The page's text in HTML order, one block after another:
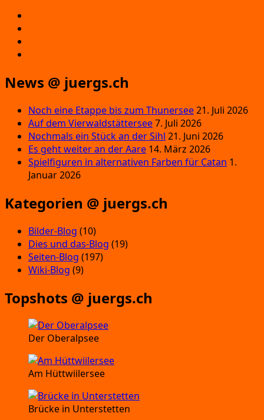
News @ juergs.ch
Noch eine Etappe bis zum Thunersee21. Juli 2026
Auf dem Vierwaldstättersee7. Juli 2026
Nochmals ein Stück an der Sihl 21. Juni 2026
Es geht weiter an der Aare 14. März 2026
Spielfiguren in alternativen Farben für Catan 1.
Januar 2026
Kategorien @ juergs.ch
Bilder-Blog (10)
Dies und das-Blog (19)
Seiten-Blog (197)
Wiki-Blog (9)
Topshots @ juergs.ch
Der Oberalpsee
Am Hüttwiilersee
Brücke in Unterstetten